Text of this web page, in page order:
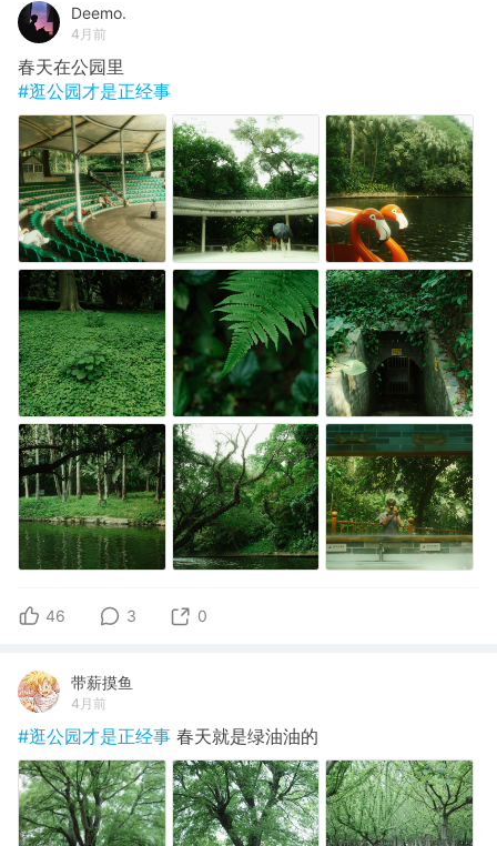
Deemo.
4月前
春天在公园里
#逛公园才是正经事
46 3 0
带薪摸鱼
4月前
#逛公园才是正经事 春天就是绿油油的